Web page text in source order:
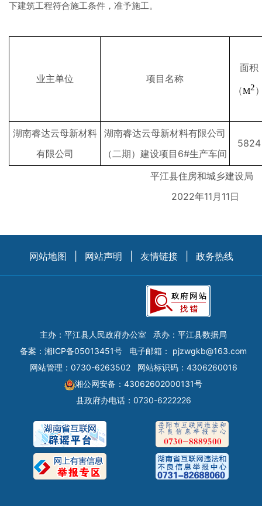
下建筑工程符合施工条件，准予施工。
业主单位 项目名称
面积
（M2
湖南睿达云母新材料
有限公司
湖南睿达云母新材料有限公司
（二期）建设项目6#生产车间
5824
平江县住房和城乡建设局
2022年11月11日
网站地图 网站声明 友情链接 政务热线
主办：平江县人民政府办公室
承办：平江县数据局
备案： 湘ICP备05013451号 电子邮箱： pjzwgkb@163.com
网站管理：0730-6263502
网站标识码：4306260016
湘公网安备：43062602000131号
县政府办电话：0730-6222226